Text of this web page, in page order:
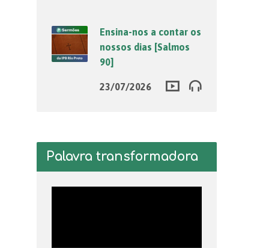
Ensina-nos a contar os
nossos dias [Salmos
90]
23/07/2026
Palavra transformadora